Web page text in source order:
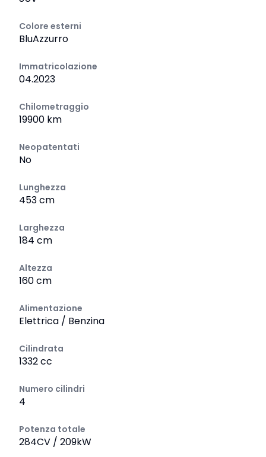
Colore esterni
BluAzzurro
Immatricolazione
04.2023
Chilometraggio
19900 km
Neopatentati
No
Lunghezza
453 cm
Larghezza
184 cm
Altezza
160 cm
Alimentazione
Elettrica / Benzina
Cilindrata
1332 cc
Numero cilindri
4
Potenza totale
284CV / 209kW